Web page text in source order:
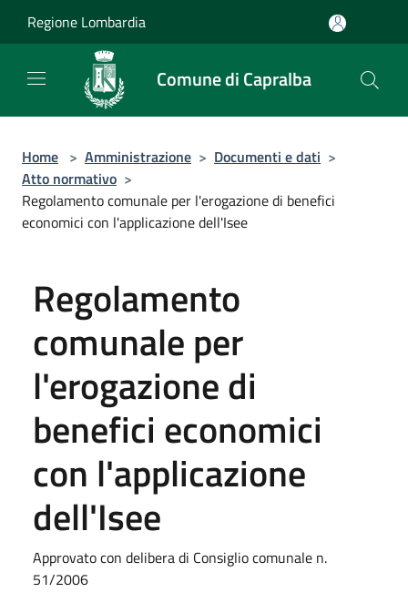
Regione Lombardia
Comune di Capralba
Home > Amministrazione > Documenti e dati >
Atto normativo >
Regolamento comunale per l'erogazione di benefici
economici con l'applicazione dell'Isee
Regolamento
comunale per
l'erogazione di
benefici economici
con l'applicazione
dell'Isee
Approvato con delibera di Consiglio comunale n.
51/2006